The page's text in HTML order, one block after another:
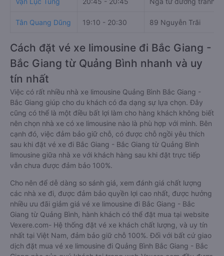
Tân Quang Dũng 19:10 - 20:30 89 Nguyễn Trãi
Cách đặt vé xe limousine đi Bắc Giang -
Bắc Giang từ Quảng Bình nhanh và uy
tín nhất
Việc có rất nhiều nhà xe limousine Quảng Bình Bắc Giang -
Bắc Giang giúp cho du khách có đa dạng sự lựa chọn. Đây
cũng có thể là một điều bất lợi làm cho hàng khách không biết
nên chọn nhà xe có xe limousine nào là phù hợp với mình. Bên
cạnh đó, việc đảm bảo giữ chỗ, có được chỗ ngồi yêu thích
sau khi đặt vé xe đi Bắc Giang - Bắc Giang từ Quảng Bình
limousine giữa nhà xe với khách hàng sau khi đặt trực tiếp
vẫn chưa được đảm bảo 100%.
Cho nên để dễ dàng so sánh giá, xem đánh giá chất lượng
các nhà xe đi, được đảm bảo quyền lợi cao nhất, được hưởng
nhiều ưu đãi giảm giá vé xe limousine đi Bắc Giang - Bắc
Giang từ Quảng Bình, hành khách có thể đặt mua tại website
Vexere.com- Hệ thống đặt vé xe khách chất lượng, và uy tín
nhất tại Việt Nam, đảm bảo giữ chỗ 100%. Đối với bất cứ giao
dịch đặt mua vé xe limousine đi Quảng Bình Bắc Giang - Bắc